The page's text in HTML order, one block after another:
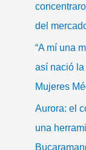
del
“A mí una
así nació
Mujeres
Aurora: el
una